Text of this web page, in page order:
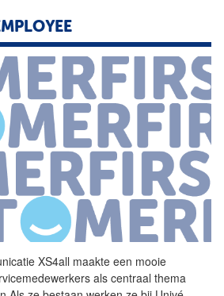
XS4all maakte een mooie
als centraal thema